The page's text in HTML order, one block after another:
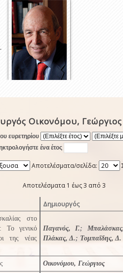
Οικονόμου, Γεώργιος
ευρετηρίου
ένα έτος
Αποτελέσματα/σελίδα:
Αποτελέσματα 1 έως 3 από 3
Δημιουργός
στο
Το γενικό
της νέας
Παγανός, Γ.;
Πλάκας, Δ.; Τομπαΐδης, Δ.
Οικονόμου, Γεώργιος